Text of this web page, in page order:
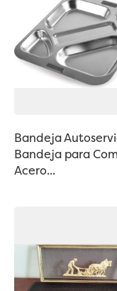
Bandeja
Bandeja para
Acero...